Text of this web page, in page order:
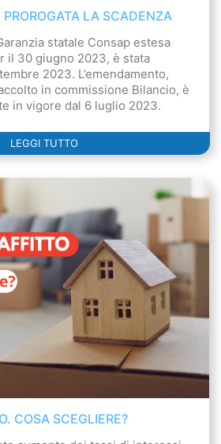
LA SCADENZA
statale Consap estesa
il 30 giugno 2023, è stata
2023. L’emendamento,
in commissione Bilancio, è
in vigore dal 6 luglio 2023.
LEGGI TUTTO
COSA SCEGLIERE?